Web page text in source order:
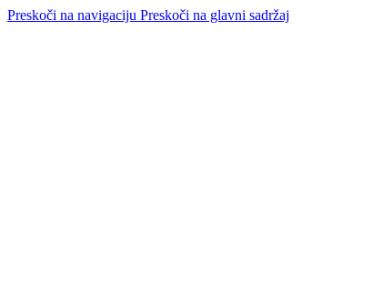
Preskoči na navigaciju Preskoči na glavni sadržaj